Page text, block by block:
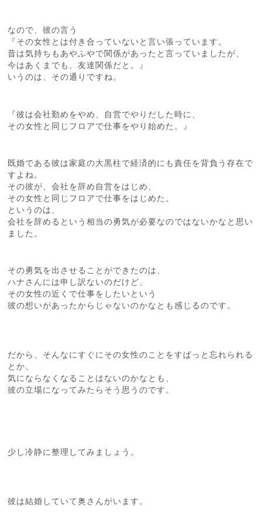
なので、彼の言う
『その女性とは付き合っていないと言い張っています。
昔は気持ちもあやふやで関係があったと言っていましたが、
今はあくまでも、友達関係だと。』
いうのは、その通りですね。
『彼は会社勤めをやめ、自営でやりだした時に、
その女性と同じフロアで仕事をやり始めた。』
既婚である彼は家庭の大黒柱で経済的にも責任を背負う存在で
すよね。
その彼が、会社を辞め自営をはじめ、
その女性と同じフロアで仕事をはじめた。
というのは、
会社を辞めるという相当の勇気が必要なのではないかなと思い
ました。
その勇気を出させることができたのは、
ハナさんには申し訳ないのだけど、
その女性の近くで仕事をしたいという
彼の想いがあったからじゃないのかなとも感じるのです。
だから、そんなにすぐにその女性のことをすぱっと忘れられる
とか、
気にならなくなることはないのかなとも、
彼の立場になってみたらそう思うのです。
少し冷静に整理してみましょう。
彼は結婚していて奥さんがいます。